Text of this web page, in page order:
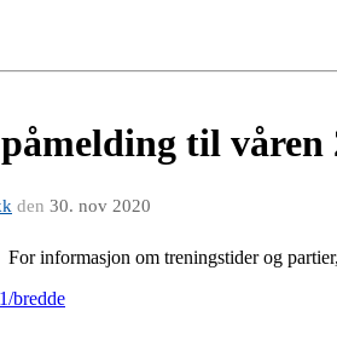
til våren
den 30. nov 2020
informasjon om treningstider og
bredde